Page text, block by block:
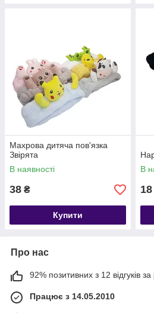
Махрова дитяча пов'язка
Звірята
В наявності
38 ₴
Купити
В
18
Про нас
92% позитивних з 12 відгуків за
Працює з 14.05.2010